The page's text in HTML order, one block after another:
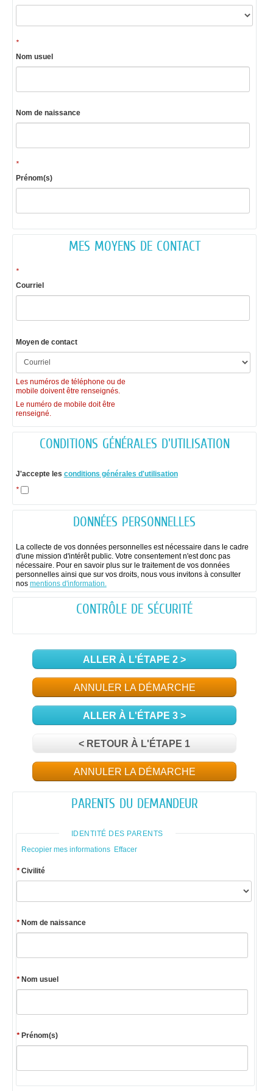
*
Nom usuel
Nom de naissance
*
Prénom(s)
MES MOYENS DE CONTACT
*
Courriel
Moyen de contact
Les numéros de téléphone ou de
mobile doivent être renseignés.
Le numéro de mobile doit être
renseigné.
CONDITIONS GÉNÉRALES D'UTILISATION
J'accepte les conditions générales d'utilisation
*
DONNÉES PERSONNELLES
La collecte de vos données personnelles est nécessaire dans le cadre
d'une mission d'intérêt public. Votre consentement n'est donc pas
nécessaire. Pour en savoir plus sur le traitement de vos données
personnelles ainsi que sur vos droits, nous vous invitons à consulter
nos mentions d'information.
CONTRÔLE DE SÉCURITÉ
ALLER À L'ÉTAPE 2 >
ANNULER LA DÉMARCHE
ALLER À L'ÉTAPE 3 >
< RETOUR À L'ÉTAPE 1
ANNULER LA DÉMARCHE
PARENTS DU DEMANDEUR
IDENTITÉ DES PARENTS
Recopier mes informations Effacer
*Civilité
*Nom de naissance
*Nom usuel
*Prénom(s)